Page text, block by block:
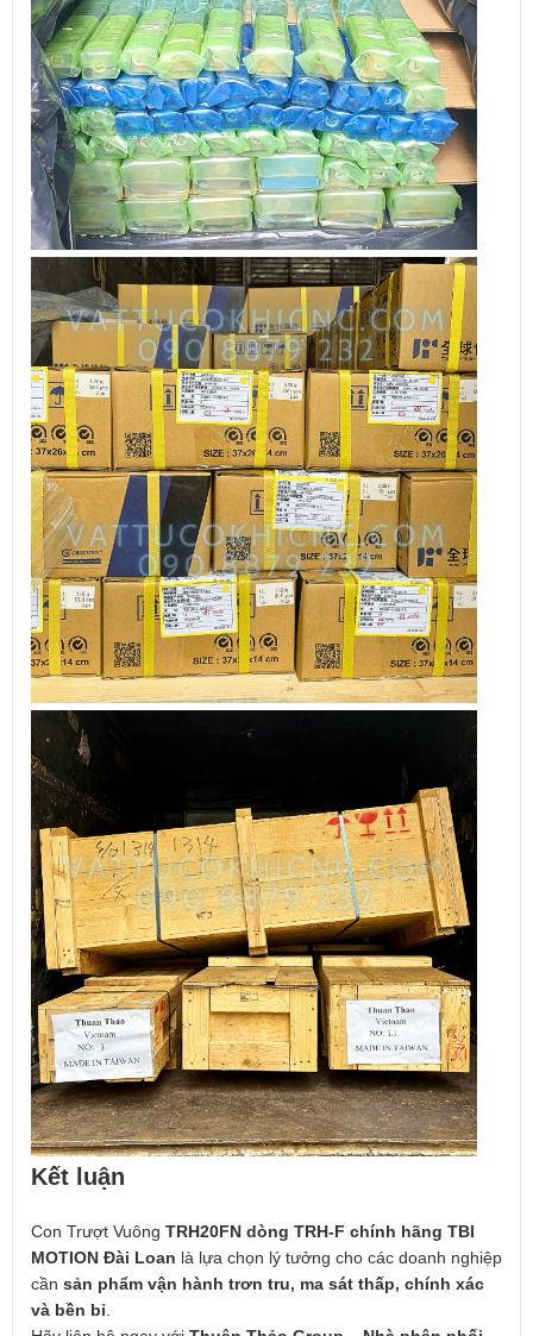
Kết luận
Con Trượt Vuông TRH20FN dòng TRH-F chính hãng TBI
MOTION Đài Loan là lựa chọn lý tưởng cho các doanh nghiệp
cần sản phẩm vận hành trơn tru, ma sát thấp, chính xác
và bền bỉ